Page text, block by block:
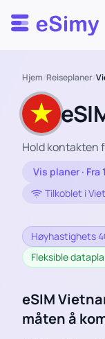
Esimy
Hjem/Reiseplaner/
Hold kontakten
Vis planer · Fra
Tilkoblet i
Høyhastighets
Fleksible
eSIM
måten å